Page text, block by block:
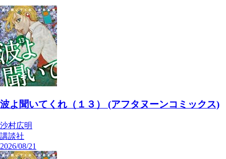
波よ聞いてくれ（１３） (アフタヌーンコミックス)
沙村広明
講談社
2026/08/21